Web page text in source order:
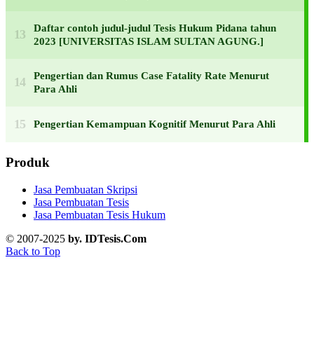
Daftar contoh judul-judul Tesis Hukum Pidana tahun
2023 [UNIVERSITAS ISLAM SULTAN AGUNG.]
Pengertian dan Rumus Case Fatality Rate Menurut
Para Ahli
Pengertian Kemampuan Kognitif Menurut Para Ahli
Produk
Jasa Pembuatan Skripsi
Jasa Pembuatan Tesis
Jasa Pembuatan Tesis Hukum
© 2007-2025 by. IDTesis.Com
Back to Top